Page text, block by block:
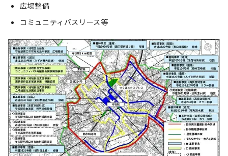
広場整備
コミュニティバスリース等